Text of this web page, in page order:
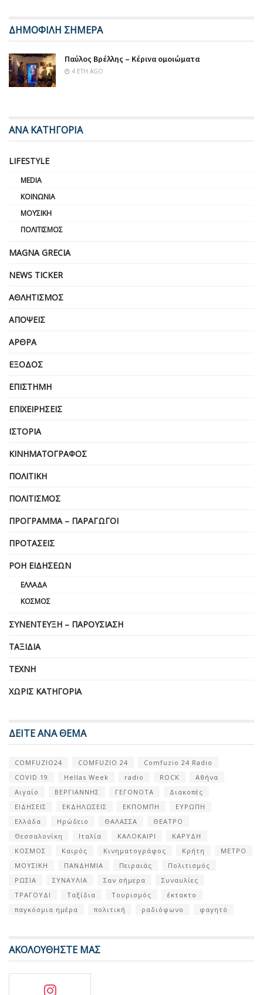
ΔΗΜΟΦΙΛΗ ΣΗΜΕΡΑ
Παύλος Βρέλλης – Κέρινα ομοιώματα
4 ΈΤΗ AGO
ΑΝΑ ΚΑΤΗΓΟΡΙΑ
LIFESTYLE
MEDIA
ΚΟΙΝΩΝΊΑ
ΜΟΥΣΙΚΉ
ΠΟΛΙΤΙΣΜΌΣ
MAGNA GRECIA
NEWS TICKER
ΑΘΛΗΤΙΣΜΌΣ
ΑΠΌΨΕΙΣ
ΆΡΘΡΑ
ΈΞΟΔΟΣ
ΕΠΙΣΤΉΜΗ
ΕΠΙΧΕΙΡΗΣΕΙΣ
ΙΣΤΟΡΊΑ
ΚΙΝΗΜΑΤΟΓΡΆΦΟΣ
ΠΟΛΙΤΙΚΉ
ΠΟΛΙΤΙΣΜΌΣ
ΠΡΌΓΡΑΜΜΑ – ΠΑΡΑΓΩΓΟΊ
ΠΡΟΤΆΣΕΙΣ
ΡΟΉ ΕΙΔΉΣΕΩΝ
ΕΛΛΆΔΑ
ΚΌΣΜΟΣ
ΣΥΝΈΝΤΕΥΞΗ – ΠΑΡΟΥΣΊΑΣΗ
ΤΑΞΊΔΙΑ
ΤΈΧΝΗ
ΧΩΡΊΣ ΚΑΤΗΓΟΡΊΑ
ΔΕΙΤΕ ΑΝΑ ΘΕΜΑ
COMFUZIO24 COMFUZIO 24
Comfuzio 24 Radio
COVID 19
Hellas Week radio ROCK
Αθήνα
Αιγαίο
ΒΕΡΓΙΑΝΝΗΣ ΓΕΓΟΝΟΤΑ
Διακοπές
ΕΙΔΗΣΕΙΣ
ΕΚΔΗΛΩΣΕΙΣ ΕΚΠΟΜΠΗ
ΕΥΡΩΠΗ
Ελλάδα
Ηρώδειο ΘΑΛΑΣΣΑ
ΘΕΑΤΡΟ
Θεσσαλονίκη
Ιταλία ΚΑΛΟΚΑΙΡΙ
ΚΑΡΥΔΗ
ΚΟΣΜΟΣ
Καιρός Κινηματογράφος Κρήτη
ΜΕΤΡΟ
ΜΟΥΣΙΚΗ
ΠΑΝΔΗΜΙΑ Πειραιάς
Πολιτισμός
ΡΩΣΙΑ
ΣΥΝΑΥΛΙΑ Σαν σήμερα
Συναυλίες
ΤΡΑΓΟΥΔΙ
Ταξίδια Τουρισμός
έκτακτο
παγκόσμια ημέρα
πολιτική ραδιόφωνο φαγητό
ΑΚΟΛΟΥΘΗΣΤΕ ΜΑΣ